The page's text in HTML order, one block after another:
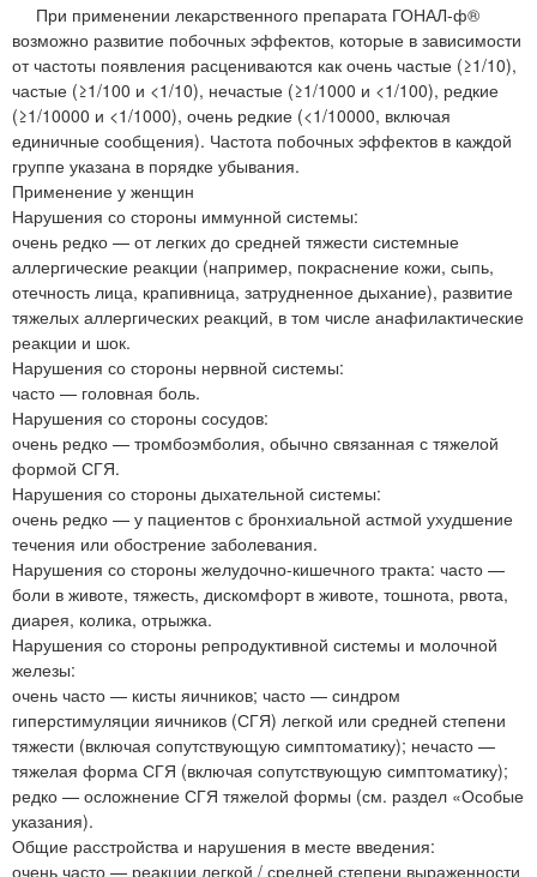
При применении лекарственного препарата ГОНАЛ-ф®
возможно развитие побочных эффектов, которые в зависимости
от частоты появления расцениваются как очень частые (≥1/10),
частые (≥1/100 и <1/10), нечастые (≥1/1000 и <1/100), редкие
(≥1/10000 и <1/1000), очень редкие (<1/10000, включая
единичные сообщения). Частота побочных эффектов в каждой
группе указана в порядке убывания.
Применение у женщин
Нарушения со стороны иммунной системы:
очень редко — от легких до средней тяжести системные
аллергические реакции (например, покраснение кожи, сыпь,
отечность лица, крапивница, затрудненное дыхание), развитие
тяжелых аллергических реакций, в том числе анафилактические
реакции и шок.
Нарушения со стороны нервной системы:
часто — головная боль.
Нарушения со стороны сосудов:
очень редко — тромбоэмболия, обычно связанная с тяжелой
формой СГЯ.
Нарушения со стороны дыхательной системы:
очень редко — у пациентов с бронхиальной астмой ухудшение
течения или обострение заболевания.
Нарушения со стороны желудочно-кишечного тракта: часто —
боли в животе, тяжесть, дискомфорт в животе, тошнота, рвота,
диарея, колика, отрыжка.
Нарушения со стороны репродуктивной системы и молочной
железы:
очень часто — кисты яичников; часто — синдром
гиперстимуляции яичников (СГЯ) легкой или средней степени
тяжести (включая сопутствующую симптоматику); нечасто —
тяжелая форма СГЯ (включая сопутствующую симптоматику);
редко — осложнение СГЯ тяжелой формы (см. раздел «Особые
указания).
Общие расстройства и нарушения в месте введения:
очень часто — реакции легкой / средней степени выраженности